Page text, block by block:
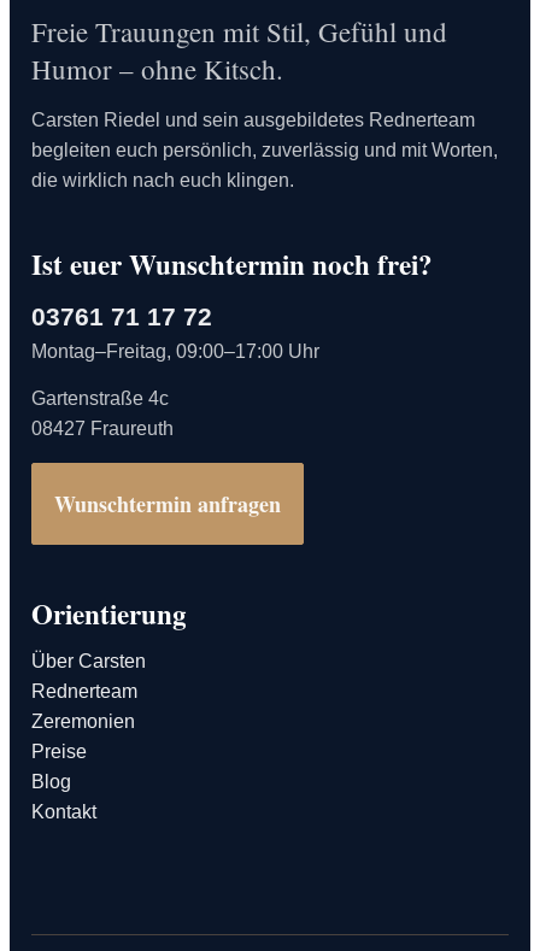
Freie Trauungen mit Stil, Gefühl und
Humor – ohne Kitsch.
Carsten Riedel und sein ausgebildetes Rednerteam
begleiten euch persönlich, zuverlässig und mit Worten,
die wirklich nach euch klingen.
Ist euer Wunschtermin noch frei?
03761 71 17 72
Montag–Freitag, 09:00–17:00 Uhr
Gartenstraße 4c
08427 Fraureuth
Wunschtermin anfragen
Orientierung
Über Carsten
Rednerteam
Zeremonien
Preise
Blog
Kontakt